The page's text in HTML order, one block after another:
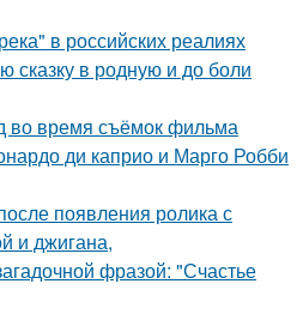
в российских реалиях
сказку в родную и до боли
во время съёмок фильма
ди каприо и Марго Робби
появления ролика с
и джигана,
фразой: "Счастье